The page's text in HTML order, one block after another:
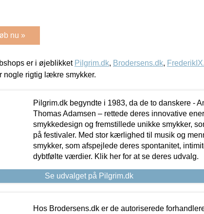
nu »
er i øjeblikket Pilgrim.dk, Brodersens.dk,
nogle rigtig lækre smykker.
Pilgrim.dk begyndte i 1983, da de to danskere -
Thomas Adamsen – rettede deres innovative
smykkedesign og fremstillede unikke smykker,
på festivaler. Med stor kærlighed til musik og
smykker, som afspejlede deres spontanitet,
dybtfølte værdier. Klik her for at se deres udvalg.
Se udvalget på Pilgrim.dk
Hos Brodersens.dk er de autoriserede